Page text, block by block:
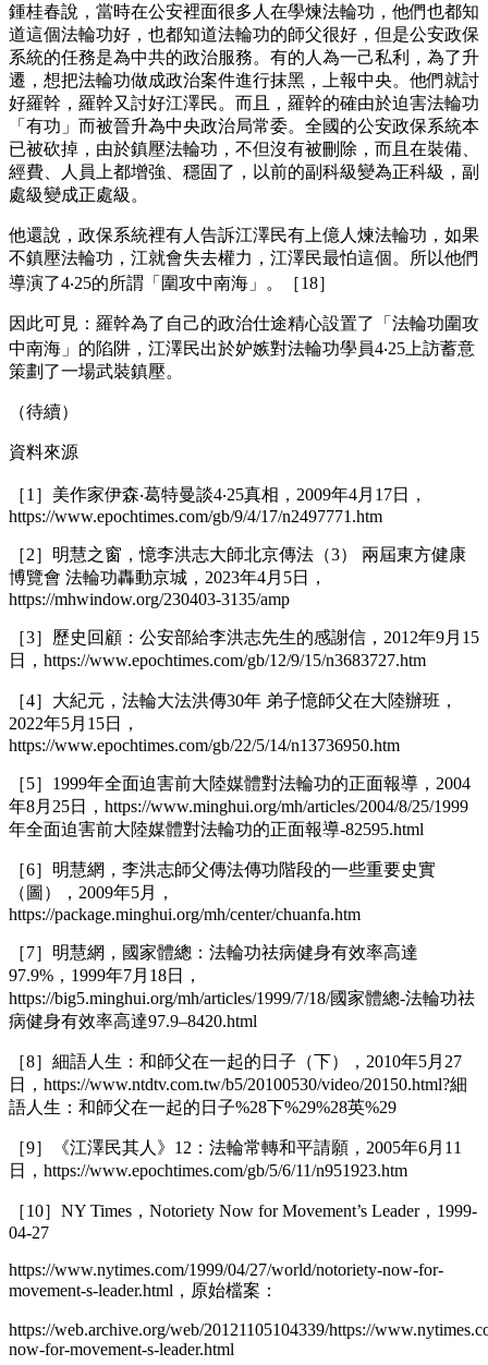
鍾桂春說，當時在公安裡面很多人在學煉法輪功，他們也都知
道這個法輪功好，也都知道法輪功的師父很好，但是公安政保
系統的任務是為中共的政治服務。有的人為一己私利，為了升
遷，想把法輪功做成政治案件進行抹黑，上報中央。他們就討
好羅幹，羅幹又討好江澤民。而且，羅幹的確由於迫害法輪功
「有功」而被晉升為中央政治局常委。全國的公安政保系統本
已被砍掉，由於鎮壓法輪功，不但沒有被刪除，而且在裝備、
經費、人員上都增強、穩固了，以前的副科級變為正科級，副
處級變成正處級。
他還說，政保系統裡有人告訴江澤民有上億人煉法輪功，如果
不鎮壓法輪功，江就會失去權力，江澤民最怕這個。所以他們
導演了4‧25的所謂「圍攻中南海」。［18］
因此可見：羅幹為了自己的政治仕途精心設置了「法輪功圍攻
中南海」的陷阱，江澤民出於妒嫉對法輪功學員4‧25上訪蓄意
策劃了一場武裝鎮壓。
（待續）
資料來源
［1］美作家伊森‧葛特曼談4‧25真相，2009年4月17日，
https://www.epochtimes.com/gb/9/4/17/n2497771.htm
［2］明慧之窗，憶李洪志大師北京傳法（3） 兩屆東方健康
博覽會 法輪功轟動京城，2023年4月5日，
https://mhwindow.org/230403-3135/amp
［3］歷史回顧：公安部給李洪志先生的感謝信，2012年9月15
日，https://www.epochtimes.com/gb/12/9/15/n3683727.htm
［4］大紀元，法輪大法洪傳30年 弟子憶師父在大陸辦班，
2022年5月15日，
https://www.epochtimes.com/gb/22/5/14/n13736950.htm
［5］1999年全面迫害前大陸媒體對法輪功的正面報導，2004
年8月25日，https://www.minghui.org/mh/articles/2004/8/25/1999
年全面迫害前大陸媒體對法輪功的正面報導-82595.html
［6］明慧網，李洪志師父傳法傳功階段的一些重要史實
（圖），2009年5月，
https://package.minghui.org/mh/center/chuanfa.htm
［7］明慧網，國家體總：法輪功祛病健身有效率高達
97.9%，1999年7月18日，
https://big5.minghui.org/mh/articles/1999/7/18/國家體總-法輪功祛
病健身有效率高達97.9–8420.html
［8］細語人生：和師父在一起的日子（下），2010年5月27
日，https://www.ntdtv.com.tw/b5/20100530/video/20150.html?細
語人生：和師父在一起的日子%28下%29%28英%29
［9］《江澤民其人》12：法輪常轉和平請願，2005年6月11
日，https://www.epochtimes.com/gb/5/6/11/n951923.htm
［10］NY Times，Notoriety Now for Movement’s Leader，1999-
04-27
https://www.nytimes.com/1999/04/27/world/notoriety-now-for-
movement-s-leader.html，原始檔案：
https://web.archive.org/web/20121105104339/https://
now-for-movement-s-leader.html